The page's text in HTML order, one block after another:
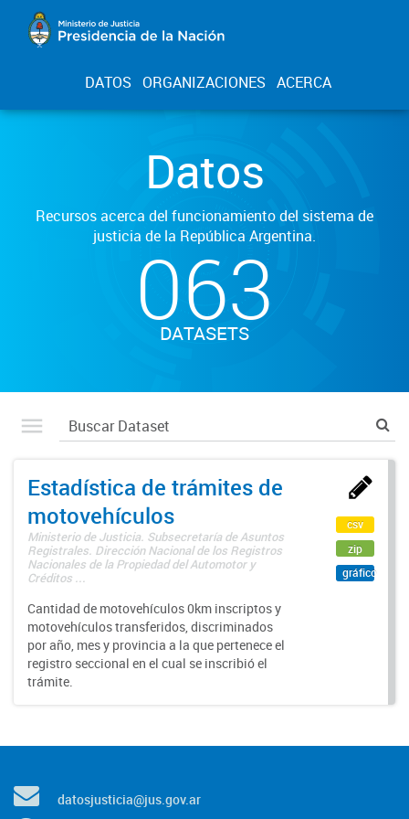
DATOS ORGANIZACIONES ACERCA
Datos
Recursos acerca del funcionamiento del sistema de
justicia de la República Argentina.
063
DATASETS
Estadística de trámites de
motovehículos
Ministerio de Justicia. Subsecretaría de Asuntos
Registrales. Dirección Nacional de los Registros
Nacionales de la Propiedad del Automotor y
Créditos ...
Cantidad de motovehículos 0km inscriptos y
motovehículos transferidos, discriminados
por año, mes y provincia a la que pertenece el
registro seccional en el cual se inscribió el
trámite.
csv
zip
gráfico
datosjusticia@jus.gov.ar